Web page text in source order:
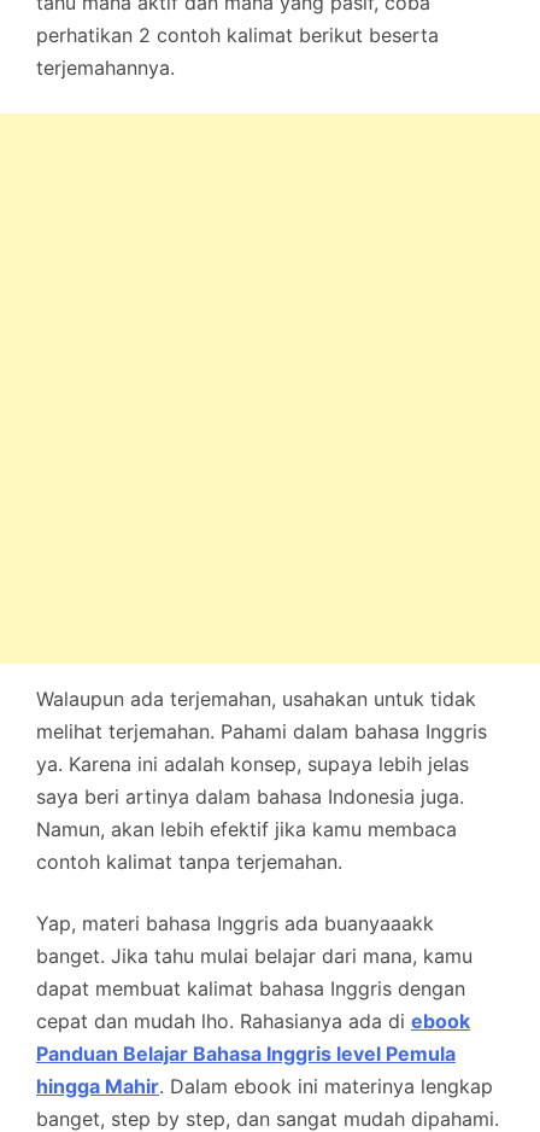
perhatikan 2 contoh kalimat berikut beserta
terjemahannya.
Walaupun ada terjemahan, usahakan untuk tidak
melihat terjemahan. Pahami dalam bahasa Inggris
ya. Karena ini adalah konsep, supaya lebih jelas
saya beri artinya dalam bahasa Indonesia juga.
Namun, akan lebih efektif jika kamu membaca
contoh kalimat tanpa terjemahan.
Yap, materi bahasa Inggris ada buanyaaakk
banget. Jika tahu mulai belajar dari mana, kamu
dapat membuat kalimat bahasa Inggris dengan
cepat dan mudah lho. Rahasianya ada di ebook
Panduan Belajar Bahasa Inggris level Pemula
hingga Mahir. Dalam ebook ini materinya lengkap
banget, step by step, dan sangat mudah dipahami.